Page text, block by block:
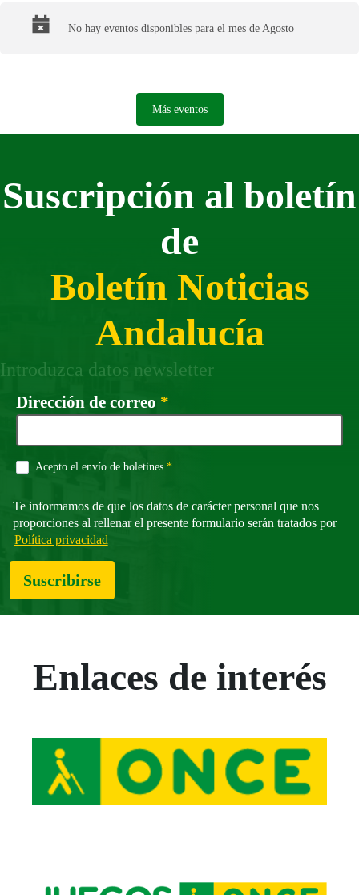
No hay eventos disponibles para el mes de Agosto
Más eventos
Suscripción al boletín
de
Boletín Noticias
Andalucía
Introduzca datos newsletter
Dirección de correo *
Acepto el envío de boletines *Campo obligatorio
Te informamos de que los datos de carácter personal que nos
proporciones al rellenar el presente formulario serán tratados por
Política privacidad
Suscribirse
Enlaces de interés